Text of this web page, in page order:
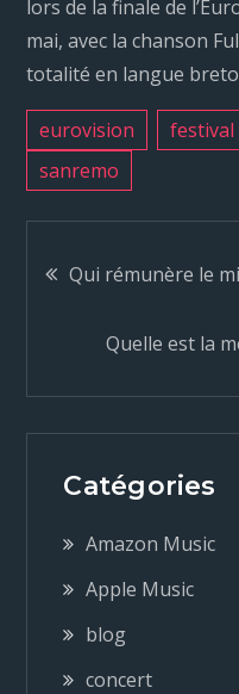
lors de la finale de
mai, avec la chanson
totalité en langue
eurovision festival
sanremo
N
v
g
a
t
Qui rémunère le
Quelle est la
Catégories
Amazon Music
Apple Music
blog
concert